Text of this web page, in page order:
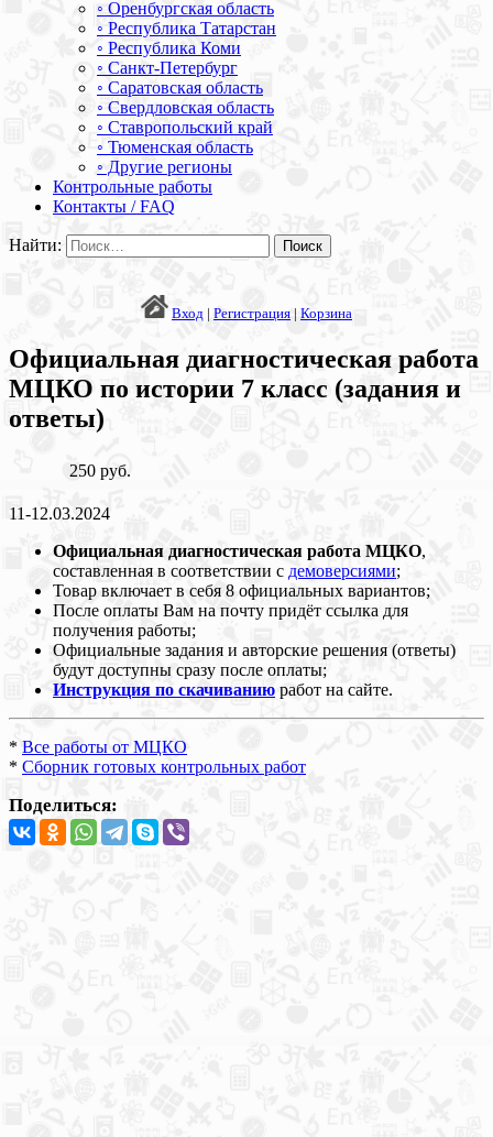
◦ Оренбургская область
◦ Республика Татарстан
◦ Республика Коми
◦ Санкт-Петербург
◦ Саратовская область
◦ Свердловская область
◦ Ставропольский край
◦ Тюменская область
◦ Другие регионы
Контрольные работы
Контакты / FAQ
Найти:
Вход | Регистрация | Корзина
Официальная диагностическая работа
МЦКО по истории 7 класс (задания и
ответы)
250 руб.
11-12.03.2024
Официальная диагностическая работа МЦКО,
составленная в соответствии с демоверсиями;
Товар включает в себя 8 официальных вариантов;
После оплаты Вам на почту придёт ссылка для
получения работы;
Официальные задания и авторские решения (ответы)
будут доступны сразу после оплаты;
Инструкция по скачиванию работ на сайте.
* Все работы от МЦКО
* Сборник готовых контрольных работ
Поделиться: